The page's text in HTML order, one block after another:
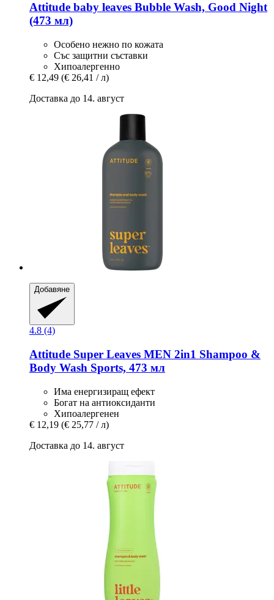
Attitude baby leaves Bubble Wash, Good Night
(473 мл)
Особено нежно по кожата
Със защитни съставки
Хипоалергенно
€ 12,49 (€ 26,41 / л)
Доставка до 14. август
Добавяне
4.8 (4)
Attitude Super Leaves MEN 2in1 Shampoo &
Body Wash Sports, 473 мл
Има енергизиращ ефект
Богат на антиоксиданти
Хипоалергенен
€ 12,19 (€ 25,77 / л)
Доставка до 14. август